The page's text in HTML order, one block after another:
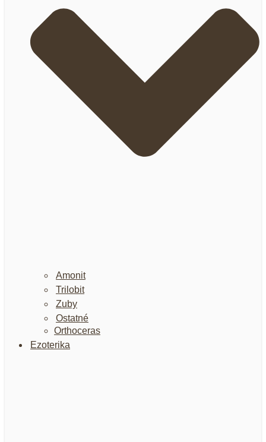
Amonit
Trilobit
Zuby
Ostatné
Orthoceras
Ezoterika